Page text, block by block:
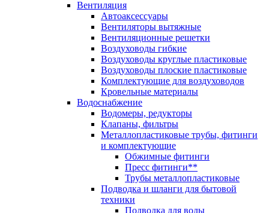
Вентиляция
Автоаксессуары
Вентиляторы вытяжные
Вентиляционные решетки
Воздуховоды гибкие
Воздуховоды круглые пластиковые
Воздуховоды плоские пластиковые
Комплектующие для воздуховодов
Кровельные материалы
Водоснабжение
Водомеры, редукторы
Клапаны, фильтры
Металлопластиковые трубы, фитинги
и комплектующие
Обжимные фитинги
Пресс фитинги**
Трубы металлопластиковые
Подводка и шланги для бытовой
техники
Подводка для воды